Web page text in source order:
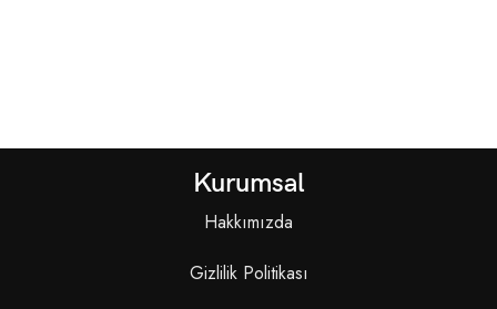
Kurumsal
Hakkımızda
Gizlilik Politikası